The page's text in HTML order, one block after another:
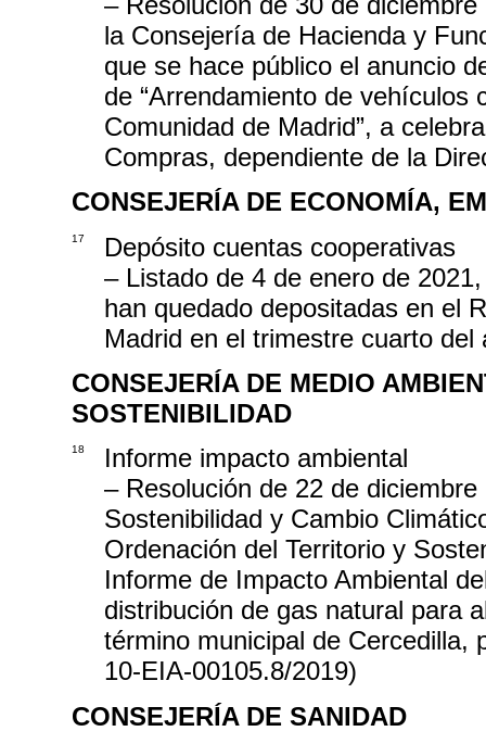
la Consejería de Hacienda y
que se hace público el anuncio
de “Arrendamiento de
Comunidad de Madrid”, a
Compras, dependiente de la
CONSEJERÍA DE ECONOMÍA,
17
Depósito cuentas cooperativas
– Listado de 4 de enero de
han quedado depositadas en el
Madrid en el trimestre cuarto del
CONSEJERÍA DE MEDIO
SOSTENIBILIDAD
18
Informe impacto ambiental
– Resolución de 22 de
Sostenibilidad y Cambio
Ordenación del Territorio y
Informe de Impacto Ambiental
distribución de gas natural para
término municipal de Cercedilla,
10-EIA-00105.8/2019)
CONSEJERÍA DE SANIDAD